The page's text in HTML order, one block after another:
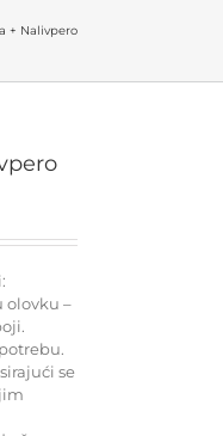
+ Nalivpero
olovku –
se